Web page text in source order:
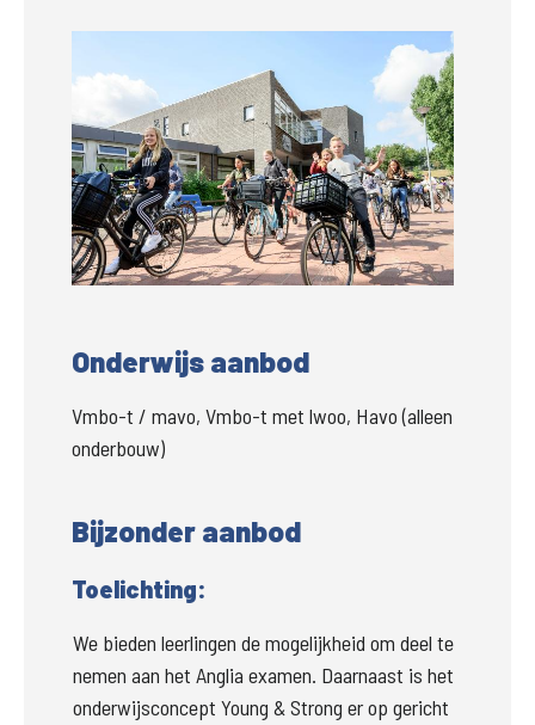
Onderwijs aanbod
Vmbo-t / mavo, Vmbo-t met lwoo, Havo (alleen
onderbouw)
Bijzonder aanbod
Toelichting:
We bieden leerlingen de mogelijkheid om deel te
nemen aan het Anglia examen. Daarnaast is het
onderwijsconcept Young & Strong er op gericht